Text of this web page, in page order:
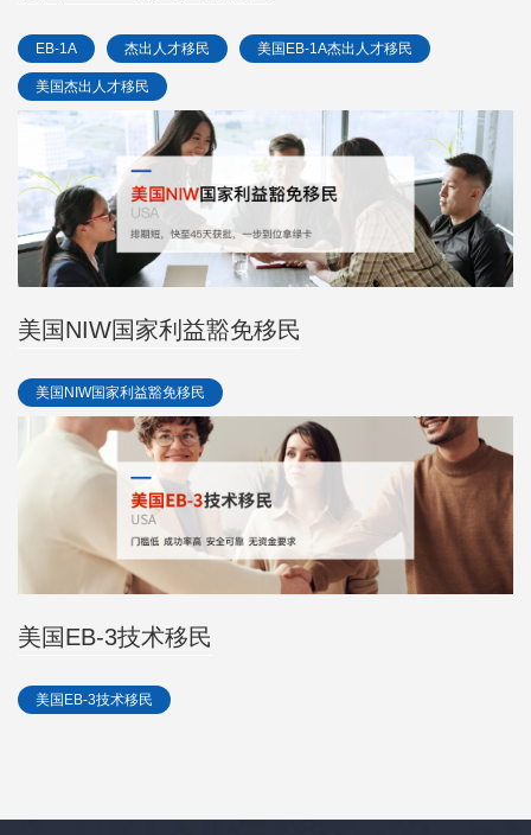
EB-1A 杰出人才移民 美国EB-1A杰出人才移民
美国杰出人才移民
美国NIW国家利益豁免移民
美国NIW国家利益豁免移民
美国EB-3技术移民
美国EB-3技术移民